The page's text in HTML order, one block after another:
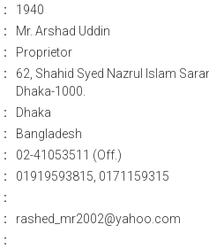
:
1940
:
Mr. Arshad Uddin
:
Proprietor
:
62, Shahid Syed Nazrul Islam
Dhaka-1000.
:
Dhaka
:
Bangladesh
:
02-41053511 (Off.)
:
01919593815, 0171159315
:
:
rashed_mr2002@yahoo.com
: